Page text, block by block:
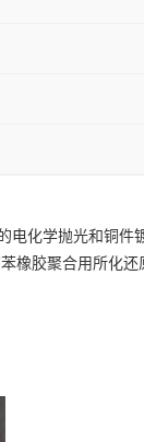
化学抛光和铜
橡胶聚合用所化